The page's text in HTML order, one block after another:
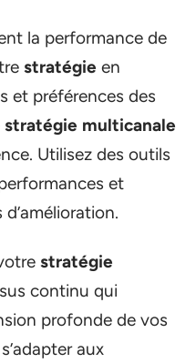
la performance de
stratégie en
et préférences des
stratégie multicanale
Utilisez des outils
et
stratégie
continu qui
profonde de vos
aux